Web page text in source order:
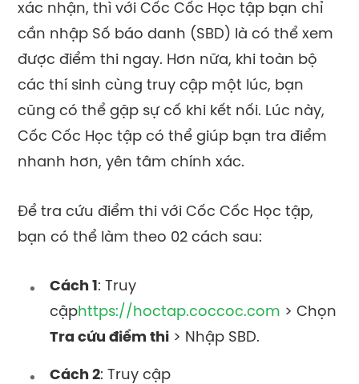
xác nhận, thì với Cốc Cốc Học tập bạn chỉ
cần nhập Số báo danh (SBD) là có thể xem
được điểm thi ngay. Hơn nữa, khi toàn bộ
các thí sinh cùng truy cập một lúc, bạn
cũng có thể gặp sự cố khi kết nối. Lúc này,
Cốc Cốc Học tập có thể giúp bạn tra điểm
nhanh hơn, yên tâm chính xác.
Để tra cứu điểm thi với Cốc Cốc Học tập,
bạn có thể làm theo 02 cách sau:
Cách 1: Truy
cậphttps://hoctap.coccoc.com > Chọn
Tra cứu điểm thi > Nhập SBD.
Cách 2: Truy cập